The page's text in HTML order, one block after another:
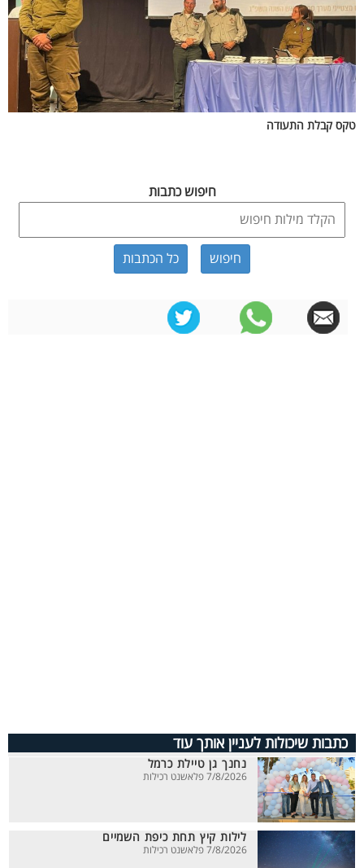
טקס קבלת התעודה
חיפוש כתבות
כל הכתבות
כתבות שיכולות לעניין אותך עוד
נחנך גן טיילת כרמל
7/8/2026 פלאשנט רכילות
לילות קיץ תחת כיפת השמיים
7/8/2026 פלאשנט רכילות